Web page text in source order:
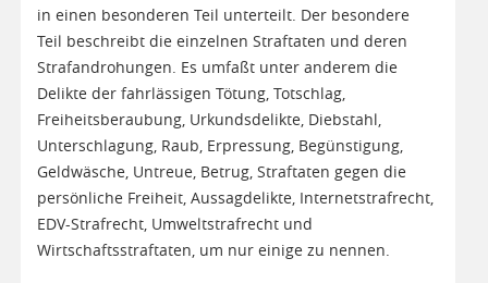
in einen besonderen Teil unterteilt. Der besondere
Teil beschreibt die einzelnen Straftaten und deren
Strafandrohungen. Es umfaßt unter anderem die
Delikte der fahrlässigen Tötung, Totschlag,
Freiheitsberaubung, Urkundsdelikte, Diebstahl,
Unterschlagung, Raub, Erpressung, Begünstigung,
Geldwäsche, Untreue, Betrug, Straftaten gegen die
persönliche Freiheit, Aussagdelikte, Internetstrafrecht,
EDV-Strafrecht, Umweltstrafrecht und
Wirtschaftsstraftaten, um nur einige zu nennen.